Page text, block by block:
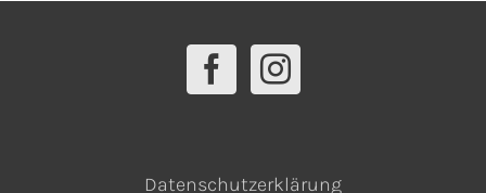
Datenschutzerklärung